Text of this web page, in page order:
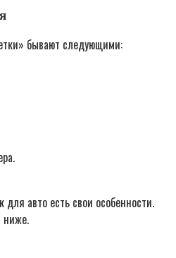
бывают следующими:
авто есть свои особенности.
ниже.